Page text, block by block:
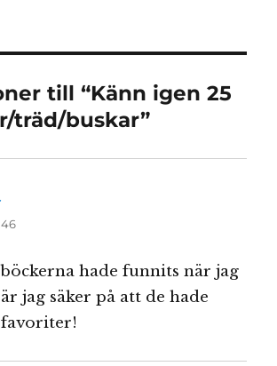
till “Känn igen 25
träd/buskar”
hade funnits när jag
jag säker på att de hade